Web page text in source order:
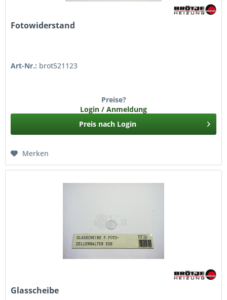
Fotowiderstand
Art-Nr.: brot521123
Preise?
Login / Anmeldung
Preis nach Login
Merken
Glasscheibe